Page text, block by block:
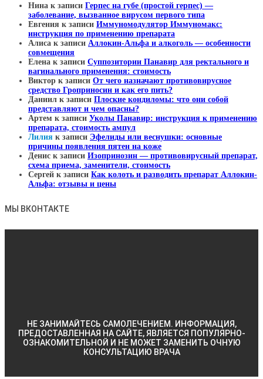
Нина к записи Герпес на губе (простой герпес) —
заболевание, вызванное вирусом первого типа
Евгения к записи Иммуномодулятор Иммуномакс:
инструкция по применению препарата
Алиса к записи Аллокин-Альфа и алкоголь — особенности
совмещения
Елена к записи Суппозитории Панавир для ректального и
вагинального применения: стоимость
Виктор к записи От чего назначают противовирусное
средство Гроприносин и как его пить?
Даниил к записи Плоские кондиломы: что они собой
представляют и чем опасны?
Артем к записи Уколы Панавир: инструкция к применению
препарата, стоимость ампул
Лилия к записи Эфелиды или веснушки: основные
причины появления пятен на коже
Денис к записи Изопринозин — противовирусный препарат,
схема приема, заменители, стоимость
Сергей к записи Как колоть и разводить препарат Аллокин-
Альфа: отзывы и цены
МЫ ВКОНТАКТЕ
НЕ ЗАНИМАЙТЕСЬ САМОЛЕЧЕНИЕМ. ИНФОРМАЦИЯ,
ПРЕДОСТАВЛЕННАЯ НА САЙТЕ, ЯВЛЯЕТСЯ ПОПУЛЯРНО-
ОЗНАКОМИТЕЛЬНОЙ И НЕ МОЖЕТ ЗАМЕНИТЬ ОЧНУЮ
КОНСУЛЬТАЦИЮ ВРАЧА